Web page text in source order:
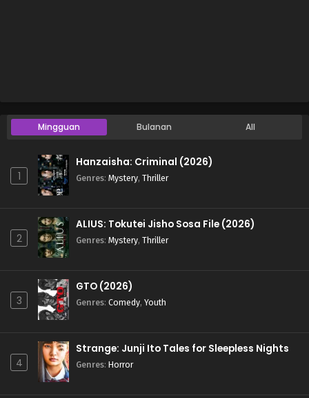
Mingguan Bulanan All
1
Hanzaisha: Criminal (2026)
Genres: Mystery, Thriller
2
ALIUS: Tokutei Jisho Sosa File (2026)
Genres: Mystery, Thriller
3
GTO (2026)
Genres: Comedy, Youth
4
Strange: Junji Ito Tales for Sleepless Nights
Genres: Horror